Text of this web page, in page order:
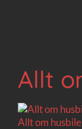
Allt
Allt om